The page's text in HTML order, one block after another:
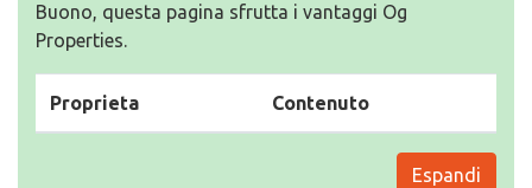
Buono, questa pagina sfrutta i vantaggi Og
Properties.
Proprieta Contenuto
Espandi